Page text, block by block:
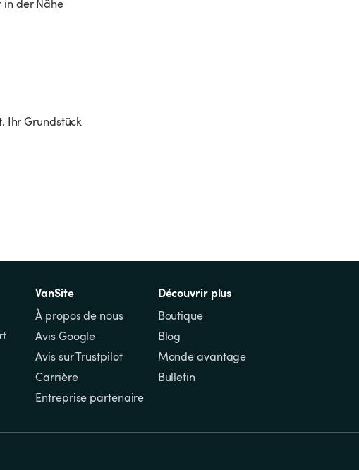
in der Nähe
Ihr Grundstück
VanSite
À propos de nous
Avis Google
Avis sur Trustpilot
Carrière
Entreprise partenaire
Découvrir plus
Boutique
Blog
Monde avantage
Bulletin